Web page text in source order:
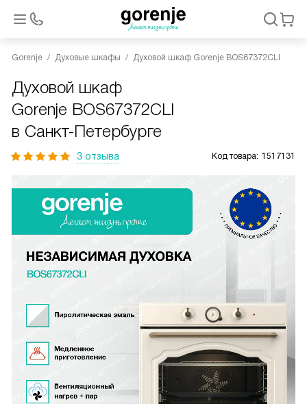
Gorenje Духовые шкафы Духовой шкаф Gorenje BOS67372CLI
Духовой шкаф
Gorenje BOS67372CLI
в Санкт-Петербурге
3 отзыва Код товара: 1517131